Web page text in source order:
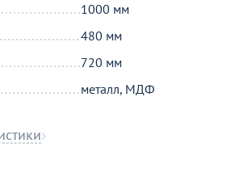
1000 мм
480 мм
720 мм
металл, МДФ